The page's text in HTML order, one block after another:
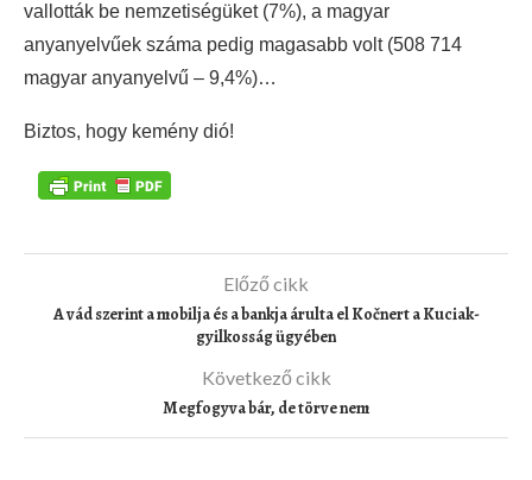
vallották be nemzetiségüket (7%), a magyar
anyanyelvűek száma pedig magasabb volt (508 714
magyar anyanyelvű – 9,4%)…
Biztos, hogy kemény dió!
Előző cikk
A vád szerint a mobilja és a bankja árulta el Kočnert a Kuciak-
gyilkosság ügyében
Következő cikk
Megfogyva bár, de törve nem